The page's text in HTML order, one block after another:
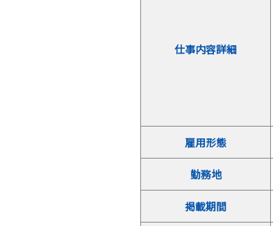
仕事内容詳細
雇用形態
勤務地
掲載期間